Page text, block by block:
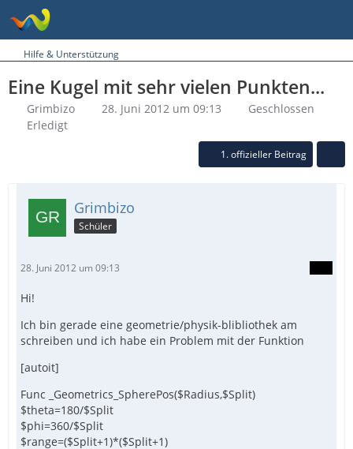
Hilfe & Unterstützung
Eine Kugel mit sehr vielen Punkten...
Grimbizo 28. Juni 2012 um 09:13
Geschlossen
Erledigt
1. offizieller Beitrag
Grimbizo
Schüler
28. Juni 2012 um 09:13
Hi!
Ich bin gerade eine geometrie/physik-blibliothek am
schreiben und ich habe ein Problem mit der Funktion
[autoit]
Func _Geometrics_SpherePos($Radius,$Split)
$theta=180/$Split
$phi=360/$Split
$range=($Split+1)*($Split+1)